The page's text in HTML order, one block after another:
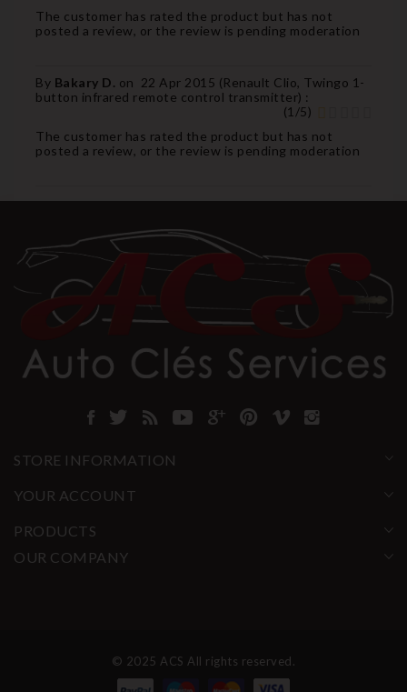
The customer has rated the product but has not
posted a review, or the review is pending moderation
By Bakary D. on 22 Apr 2015 (Renault Clio, Twingo 1-
button infrared remote control transmitter) :
(1 /5)
The customer has rated the product but has not
posted a review, or the review is pending moderation
STORE INFORMATION
YOUR ACCOUNT
PRODUCTS
OUR COMPANY
© 2025 ACS All rights reserved.